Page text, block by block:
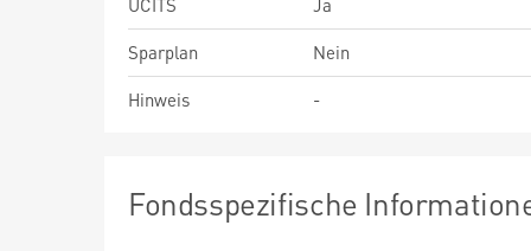
UCITS
Ja
Sparplan
Nein
Hinweis
-
Fondsspezifische